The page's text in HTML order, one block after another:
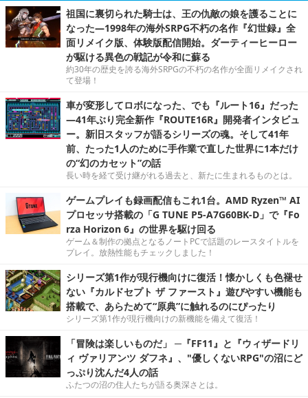
祖国に裏切られた騎士は、王の仇敵の娘を護ることに
なった―1998年の海外SRPG不朽の名作『幻世録』全
面リメイク版、体験版配信開始。ダーティーヒーロー
が駆ける異色の戦記が令和に蘇る
約30年の歴史を誇る海外SRPGの不朽の名作が全面リメイクされ
て登場！
車が変形してロボになった、でも『ルート16』だった
―41年ぶり完全新作『ROUTE16R』開発者インタビュ
ー。新旧スタッフが語るシリーズの魂。そして41年
前、たった1人のために手作業で直した世界に1本だけ
の“幻のカセット”の話
長い時を経て受け継がれる過去と、新たに生まれるものとは。
ゲームプレイも録画配信もこれ1台。AMD Ryzen™ AI
プロセッサ搭載の「G TUNE P5-A7G60BK-D」で『Fo
rza Horizon 6』の世界を駆け回る
ゲーム＆制作の拠点となるノートPCで話題のレースタイトルを
プレイ。放熱性能もチェックしました！
シリーズ第1作が現行機向けに復活！懐かしくも色褪せ
ない『カルドセプト ザ ファースト』遊びやすい機能も
搭載で、あらためて“原典”に触れるのにぴったり
シリーズ第1作が現行機向けの新機能を備えて復活！
「冒険は楽しいものだ」 ─『FF11』と『ウィザードリ
ィ ヴァリアンツ ダフネ』、"優しくないRPG"の沼にど
っぷり沈んだ4人の話
ふたつの沼の住人たちが語る奥深さとは。